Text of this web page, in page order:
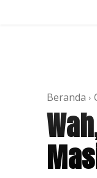
Beranda